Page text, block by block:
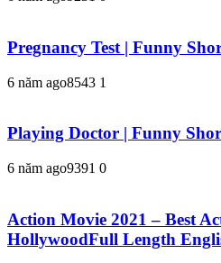
Pregnancy Test | Funny
6 năm ago8543 1
Playing Doctor | Funny
6 năm ago9391 0
Action Movie 2021 – Best
HollywoodFull Length